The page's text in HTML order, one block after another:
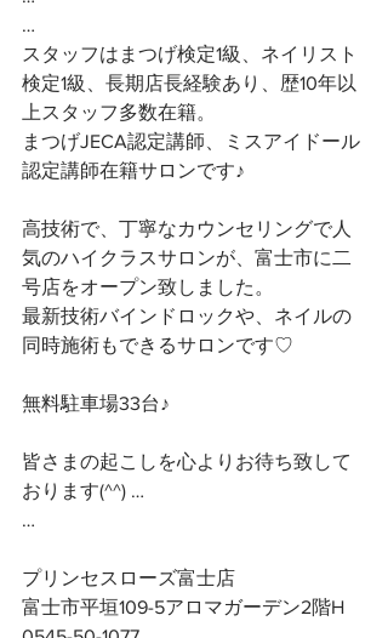
…
スタッフはまつげ検定1級、ネイリスト
検定1級、長期店長経験あり、歴10年以
上スタッフ多数在籍。
まつげJECA認定講師、ミスアイドール
認定講師在籍サロンです♪
高技術で、丁寧なカウンセリングで人
気のハイクラスサロンが、富士市に二
号店をオープン致しました。
最新技術バインドロックや、ネイルの
同時施術もできるサロンです♡
無料駐車場33台♪
皆さまの起こしを心よりお待ち致して
おります(^^) …
…
プリンセスローズ富士店
富士市平垣109-5アロマガーデン2階H